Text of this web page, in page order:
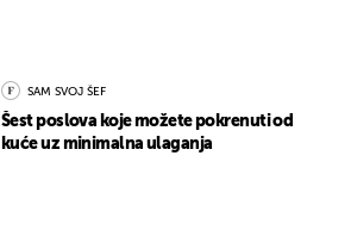
SAM SVOJ ŠEF
Šest poslova koje možete pokrenuti od
kuće uz minimalna ulaganja